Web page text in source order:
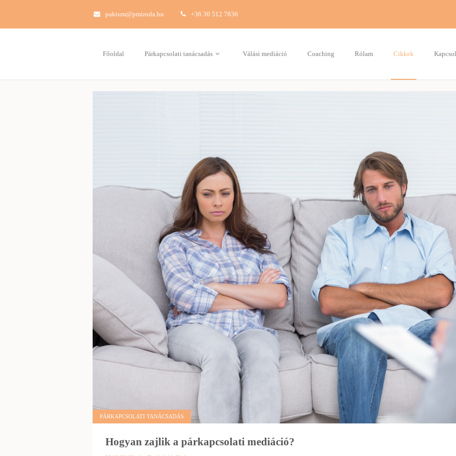
paktum@pmiroda.hu +36 30 512 7836
Főoldal Párkapcsolati tanácsadás Válási mediáció Coaching Rólam Cikkek
PÁRKAPCSOLATI TANÁCSADÁS
Hogyan zajlik a párkapcsolati mediáció?